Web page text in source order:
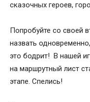
сказочных героев,
Попробуйте со своей
назвать
это бодрит! В нашей
на маршрутный лист
этапе. Спелись!